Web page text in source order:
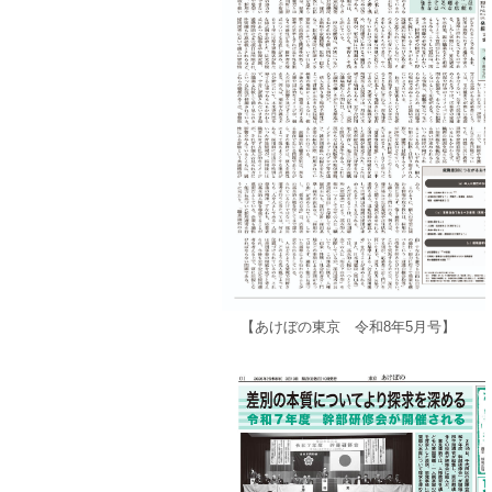
【あけぼの東京 令和8年5月号】